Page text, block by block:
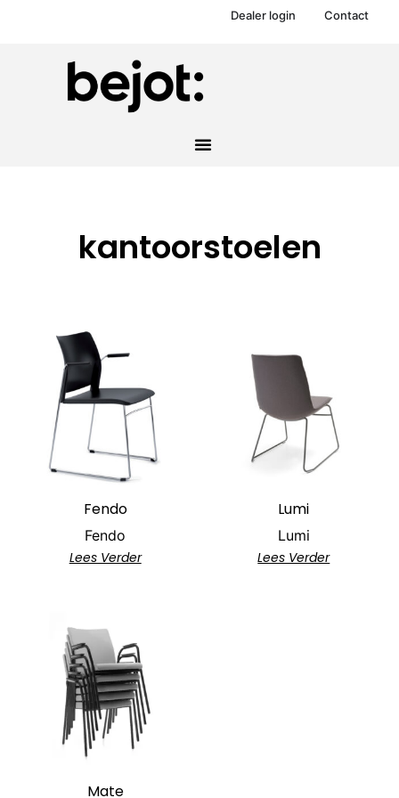
Dealer login Contact
kantoorstoelen
Fendo
Fendo
Lees Verder
Lumi
Lumi
Lees Verder
Mate